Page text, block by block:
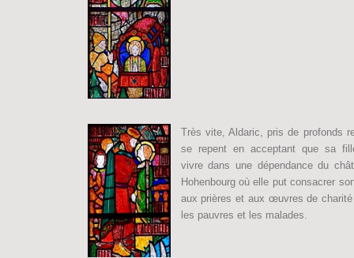
Très vite, Aldaric, pris de profonds
se repent en acceptant que sa
vivre dans une dépendance du
Hohenbourg où elle put consacrer
aux prières et aux œuvres de
les pauvres et les malades.